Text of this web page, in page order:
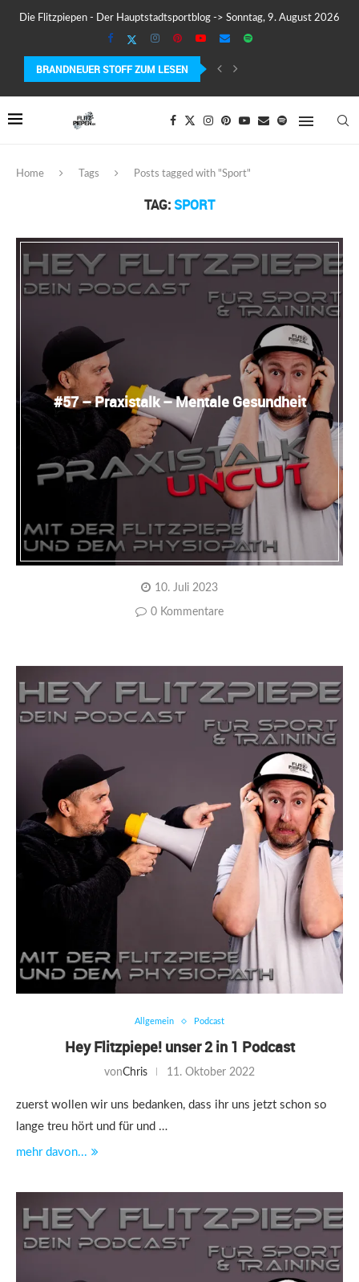
Die Flitzpiepen - Der Hauptstadtsportblog -> Sonntag, 9. August 2026
BRANDNEUER STOFF ZUM LESEN
MEIN ERSTER MARATHON: 42,195 KILOMETER PURE VERRÜCKTHEIT,
Home Tags Posts tagged with "Sport"
TAG: SPORT
#57 – Praxistalk – Mentale Gesundheit
10. Juli 2023
0 Kommentare
Allgemein Podcast
Hey Flitzpiepe! unser 2 in 1 Podcast
vonChris 11. Oktober 2022
zuerst wollen wir uns bedanken, dass ihr uns jetzt schon so
lange treu hört und für und …
mehr davon...